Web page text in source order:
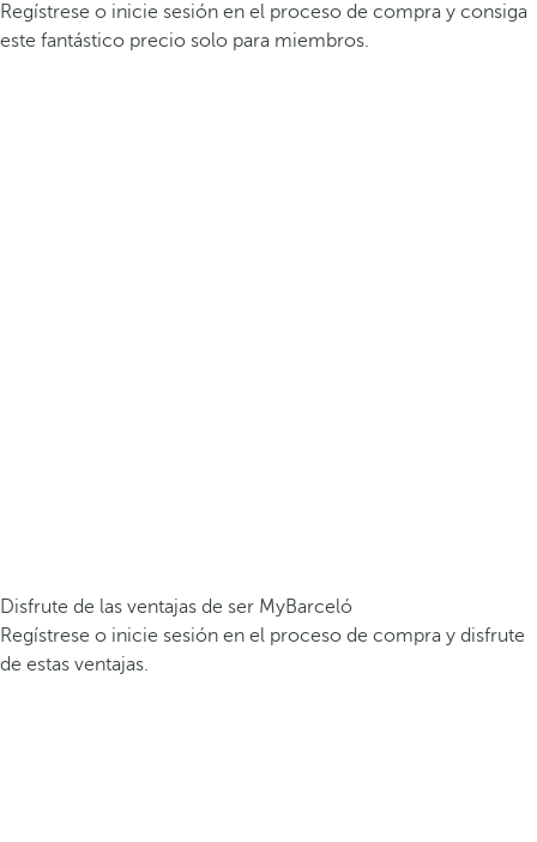
Regístrese o inicie sesión en el proceso de compra y consiga
este fantástico precio solo para miembros.
Disfrute de las ventajas de ser MyBarceló
Regístrese o inicie sesión en el proceso de compra y disfrute
de estas ventajas.